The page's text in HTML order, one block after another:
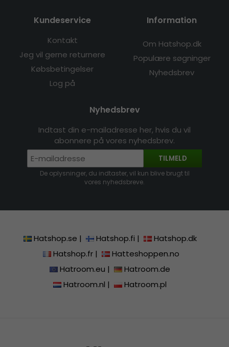
Kundeservice
Kontakt
Jeg vil gerne returnere
Købsbetingelser
Log på
Information
Om Hatshop.dk
Populære søgninger
Nyhedsbrev
Nyhedsbrev
Indtast din e-mailadresse her, hvis du vil
abonnere på vores nyhedsbrev.
TILMELD
De oplysninger, du indtaster, vil kun blive brugt til
vores nyhedsbreve.
Hatshop.se | Hatshop.fi |
Hatshop.dk
Hatshop.fr|
Hatteshoppen.no
Hatroom.eu |
Hatroom.de
Hatroom.nl | Hatroom.pl